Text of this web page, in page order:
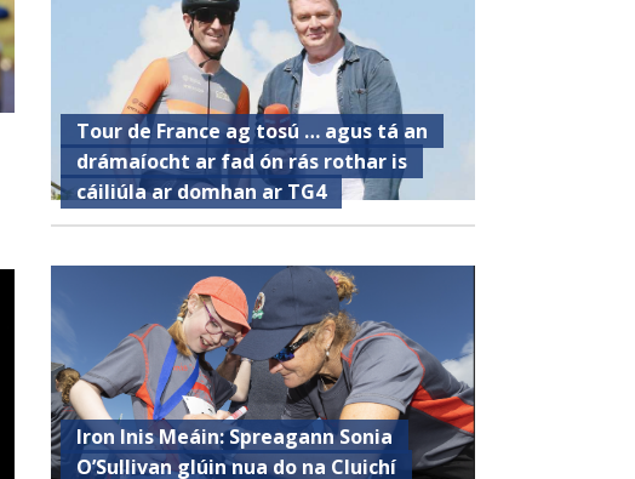
Tour de France ag tosú … agus tá an
drámaíocht ar fad ón rás rothar is
cáiliúla ar domhan ar TG4
Iron Inis Meáin: Spreagann Sonia
O’Sullivan glúin nua do na Cluichí